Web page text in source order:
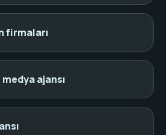
firmaları
ajansı